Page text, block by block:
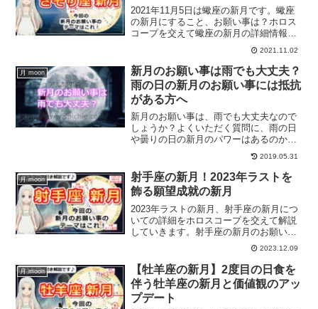
2021年11月5日は蠍座の新月です。蠍座
の新月にすること、お願い事は？ホロス
コープを交えて蠍座の新月の詳細情報を
2021.11.02
月 moon
新月のお願い事は雨でも大丈夫？
雨の日の新月のお願い事には抵抗
がある方へ
新月のお願い事は、雨でも大丈夫なので
しょうか？よくいただく質問に、雨の日
や曇りの日の新月のパワーはあるのかど
うかの質問があります。雨の日に新月の
お願い事に抵抗がある方はどうすればい
いのかについて、解説します。
2019.05.31
月 moon
射手座の新月！2023年ラストを
飾る願望成就の新月
2023年ラストの新月、射手座の新月につ
いての詳細をホロスコープを交えて解説
していきます。射手座の新月のお願い事
2023.12.09
月 moon
【牡羊座の新月】2度目の日食を
伴う牡羊座の新月と価値観のアッ
プデート